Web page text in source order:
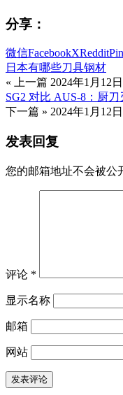
分享：
微信FacebookXReddit
日本有哪些刀具钢材
« 上一篇 2024年1月12
SG2 对比 AUS-8：厨
下一篇 » 2024年1月12
发表回复
您的邮箱地址不会被公
评论 *
显示名称
邮箱
网站